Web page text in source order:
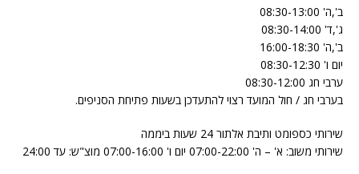
ב',ה' 08:30-13:00
ג',ד' 08:30-14:00
ב',ה' 16:00-18:30
יום ו' 08:30-12:30
ערבי חג 08:30-12:00
בערבי חג / חול המועד רצוי להתעדכן בשעות פתיחת הסניפים.
שירותי כספומט ותיבת אלתור 24 שעות ביממה
שירותי משוב: א' – ה' 07:00-22:00 יום ו' 07:00-16:00 מוצ"ש: עד 24:00